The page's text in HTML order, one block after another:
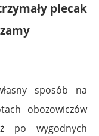
plecak
sposób na
obozowiczów
po wygodnych